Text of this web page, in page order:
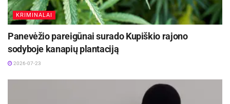
KRIMINALAI
Panevėžio pareigūnai surado Kupiškio rajono
sodyboje kanapių plantaciją
2026-07-23